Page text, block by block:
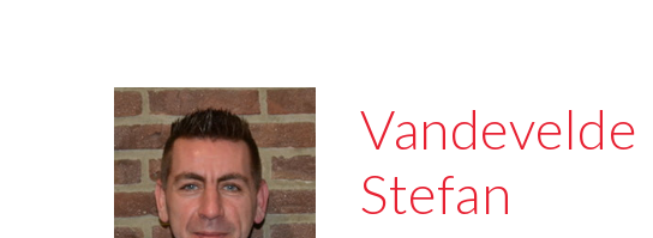
Vandevelde
Stefan